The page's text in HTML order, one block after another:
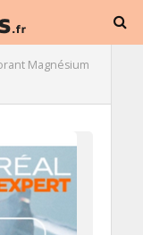
Magnésium